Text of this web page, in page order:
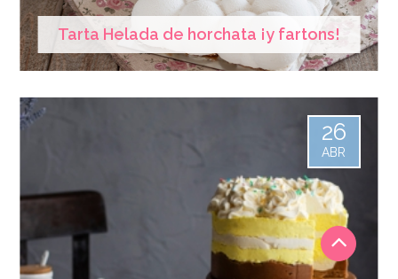
Tarta Helada de horchata ¡y fartons!
26
ABR